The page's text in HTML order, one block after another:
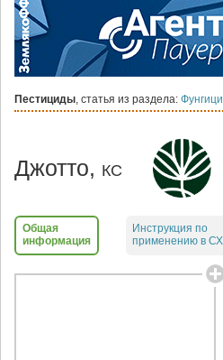
Пестициды, статья из раздела:
Джотто, КС
Общая
информация
Инструкция по
применению в СХ